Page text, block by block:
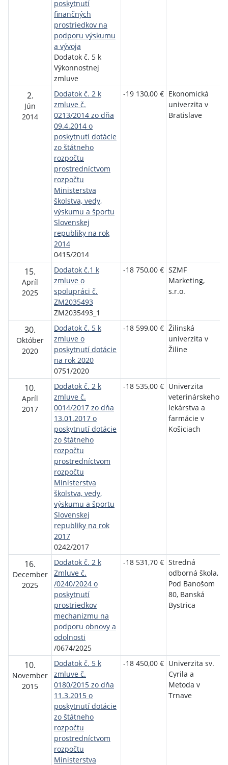
poskytnutí
finančných
prostriedkov na
podporu výskumu
a vývoja
Dodatok č. 5 k
Výkonnostnej
zmluve
2.
Jún
2014
Dodatok č. 2 k
zmluve č.
0213/2014 zo dňa
09.4.2014 o
poskytnutí dotácie
zo štátneho
rozpočtu
prostredníctvom
rozpočtu
Ministerstva
školstva, vedy,
výskumu a športu
Slovenskej
republiky na rok
2014
0415/2014
-19 130,00 € Ekonomická
univerzita v
Bratislave
15.
Apríl
2025
Dodatok č.1 k
zmluve o
spolupráci č.
ZM2035493
ZM2035493_1
-18 750,00 € SZMF
Marketing,
s.r.o.
30.
Október
2020
Dodatok č. 5 k
zmluve o
poskytnutí dotácie
na rok 2020
0751/2020
-18 599,00 € Žilinská
univerzita v
Žiline
10.
Apríl
2017
Dodatok č. 2 k
zmluve č.
0014/2017 zo dňa
13.01.2017 o
poskytnutí dotácie
zo štátneho
rozpočtu
prostredníctvom
rozpočtu
Ministerstva
školstva, vedy,
výskumu a športu
Slovenskej
republiky na rok
2017
0242/2017
-18 535,00 € Univerzita
veterinárskeho
lekárstva a
farmácie v
Košiciach
16.
December
2025
Dodatok č. 2 k
Zmluve č.
/0240/2024 o
poskytnutí
prostriedkov
mechanizmu na
podporu obnovy a
odolnosti
/0674/2025
-18 531,70 € Stredná
odborná škola,
Pod Banošom
80, Banská
Bystrica
10.
November
2015
Dodatok č. 5 k
zmluve č.
0180/2015 zo dňa
11.3.2015 o
poskytnutí dotácie
zo štátneho
rozpočtu
prostredníctvom
rozpočtu
Ministerstva
-18 450,00 € Univerzita sv.
Cyrila a
Metoda v
Trnave